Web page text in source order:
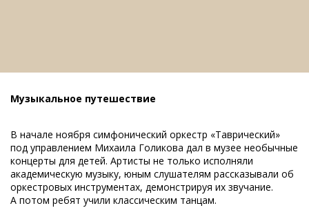
Музыкальное путешествие
В начале ноября симфонический оркестр «Таврический»
под управлением Михаила Голикова дал в музее необычные
концерты для детей. Артисты не только исполняли
академическую музыку, юным слушателям рассказывали об
оркестровых инструментах, демонстрируя их звучание.
А потом ребят учили классическим танцам.